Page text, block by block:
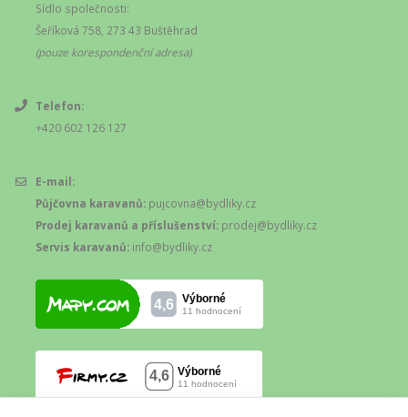
Sídlo společnosti:
Šeříková 758, 273 43 Buštěhrad
(pouze korespondenční adresa)
Telefon:
+420 602 126 127
E-mail:
Půjčovna karavanů: pujcovna@bydliky.cz
Prodej karavanů a příslušenství: prodej@bydliky.cz
Servis karavanů: info@bydliky.cz